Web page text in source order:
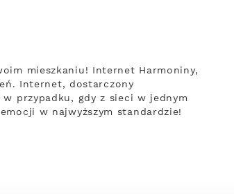
mieszkaniu! Internet Harmoniny,
Internet, dostarczony
przypadku, gdy z sieci w jednym
w najwyższym standardzie!